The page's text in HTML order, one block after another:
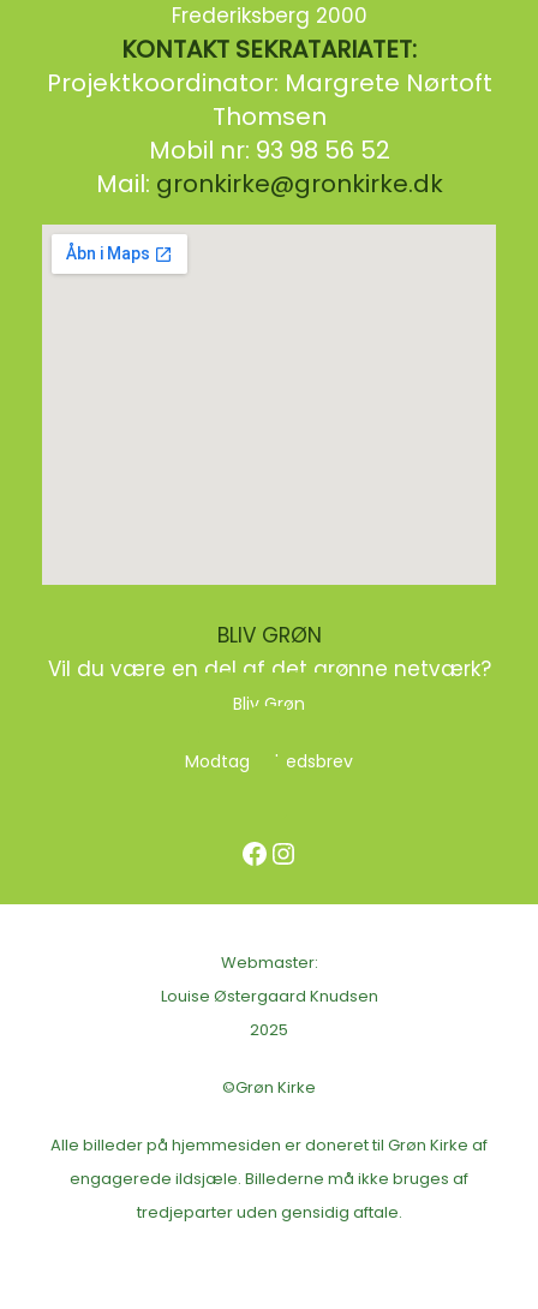
Frederiksberg 2000
KONTAKT SEKRATARIATET:
Projektkoordinator: Margrete Nørtoft
Thomsen
Mobil nr: 93 98 56 52
Mail: gronkirke@gronkirke.dk
BLIV GRØN
Vil du være en del af det grønne netværk?
Bliv Grøn
Modtag nyhedsbrev
Facebook Instagram
Webmaster:
Louise Østergaard Knudsen
2025
©Grøn Kirke
Alle billeder på hjemmesiden er doneret til Grøn Kirke af
engagerede ildsjæle. Billederne må ikke bruges af
tredjeparter uden gensidig aftale.